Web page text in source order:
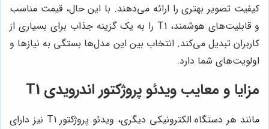
کیفیت تصویر بهتری را ارائه می‌دهند. با این حال، قیمت مناسب
و قابلیت‌های هوشمند، T1 را به یک گزینه جذاب برای بسیاری از
کاربران تبدیل می‌کند. انتخاب بین این مدل‌ها بستگی به نیازها و
اولویت‌های شما دارد.
مزایا و معایب ویدئو پروژکتور اندرویدی T1
مانند هر دستگاه الکترونیکی دیگری، ویدئو پروژکتور T1 نیز دارای